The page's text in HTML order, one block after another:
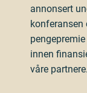
annonsert
konferansen
innen
våre partnere.